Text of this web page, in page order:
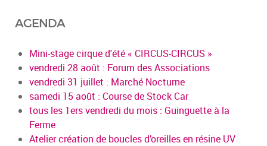
AGENDA
Mini-stage cirque d'été « CIRCUS-CIRCUS »
vendredi 28 août : Forum des Associations
vendredi 31 juillet : Marché Nocturne
samedi 15 août : Course de Stock Car
tous les 1ers vendredi du mois : Guinguette à la
Ferme
Atelier création de boucles d’oreilles en résine UV